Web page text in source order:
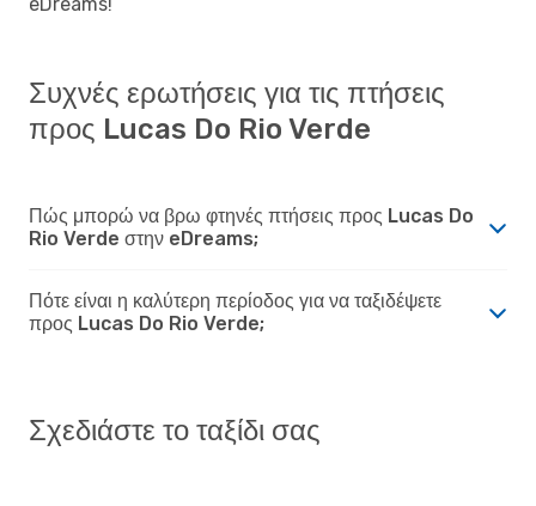
Συχνές ερωτήσεις για τις πτήσεις
προς Lucas Do Rio Verde
Πώς μπορώ να βρω φτηνές πτήσεις προς Lucas Do
Rio Verde στην eDreams;
Πότε είναι η καλύτερη περίοδος για να ταξιδέψετε
προς Lucas Do Rio Verde;
Σχεδιάστε το ταξίδι σας